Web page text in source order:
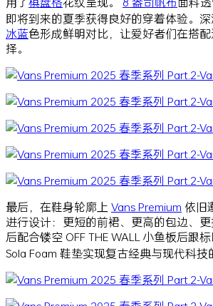
即将到来的夏季获得良好的穿着体验。
冰蓝色形成鲜明对比，让爱好者们在搭
择。
最后，在鞋身轮廓上 Vans Premium 依旧
进行设计：更短的前裙、更高的包边、
后配合镂空 OFF THE WALL 小鱼板后跟
Sola Foam 鞋垫实现复古经典与现代科技